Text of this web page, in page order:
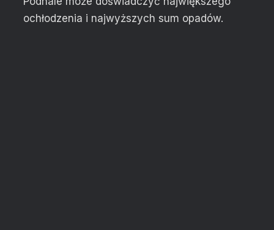
ochłodzenia i najwyższych sum opadów.